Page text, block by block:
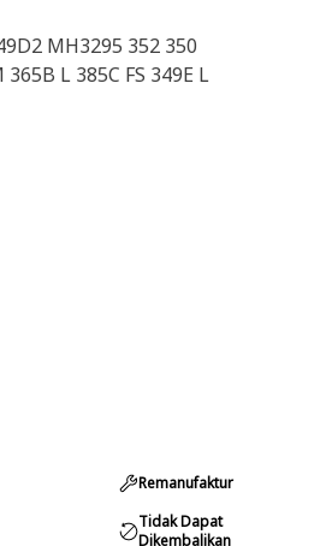
MH3295 352 350
L 385C FS 349E L
Remanufaktur
Tidak Dapat
Dikembalikan